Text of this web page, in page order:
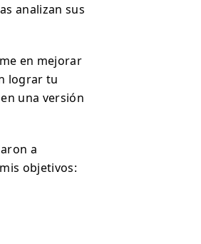
analizan sus
en mejorar
lograr tu
una versión
a
objetivos: